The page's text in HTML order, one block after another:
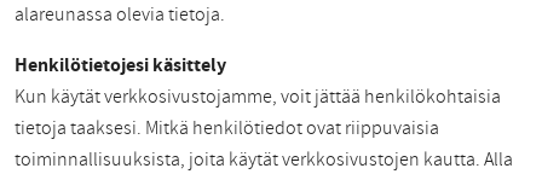
alareunassa olevia tietoja.
Henkilötietojesi käsittely
Kun käytät verkkosivustojamme, voit jättää henkilökohtaisia
tietoja taaksesi. Mitkä henkilötiedot ovat riippuvaisia
toiminnallisuuksista, joita käytät verkkosivustojen kautta. Alla